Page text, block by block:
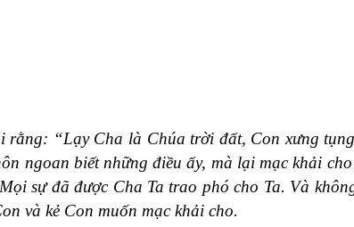
rằng: “Lạy Cha là Chúa trời đất, Con xưng
ngoan biết những điều ấy, mà lại mạc khải
sự đã được Cha Ta trao phó cho Ta. Và
và kẻ Con muốn mạc khải cho.